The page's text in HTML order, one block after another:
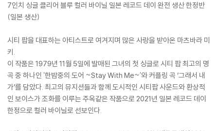
7인치 싱글 클리어 블루 컬러 바이닐 일본 레코드 데이 완전 생산 한정반
(일본 생산)
시티 팝을 대표하는 아티스트로 여겨지며 많은 사랑을 받아온 마츠바라 미
키.
이 작품은 1979년 11월 5일에 발매된 그녀의 첫 싱글로 시티 팝 최고의 명
곡 중 하나인 '한밤중의 도어 ~Stay With Me~'와 커플링 곡 ‘그래서 내
가’를 담았다. 최고의 뮤지션들과 함께 도시적인 시티팝 사운드와 환상적
인 보이스가 조화를 이루는 주옥같은 작품으로 2021년 일본 레코드 데이
한정으로 컬러 바이닐로 선보인다.